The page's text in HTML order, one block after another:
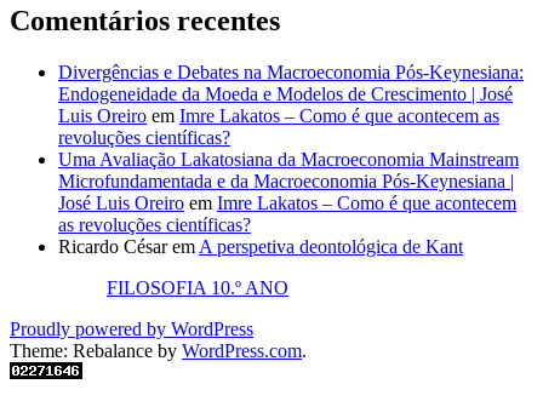
Comentários recentes
Divergências e Debates na Macroeconomia Pós-Keynesiana:
Endogeneidade da Moeda e Modelos de Crescimento | José
Luis Oreiro em Imre Lakatos – Como é que acontecem as
revoluções científicas?
Uma Avaliação Lakatosiana da Macroeconomia Mainstream
Microfundamentada e da Macroeconomia Pós-Keynesiana |
José Luis Oreiro em Imre Lakatos – Como é que acontecem
as revoluções científicas?
Ricardo Césarem A perspetiva deontológica de Kant
FILOSOFIA 10.º ANO
Proudly powered by WordPress
Theme: Rebalance by WordPress.com.